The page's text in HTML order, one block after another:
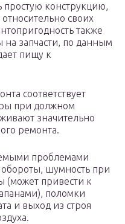
конструкцию,
своих
также
запчасти, по данным
пищу к
соответствует
при должном
значительно
ремонта.
проблемами
шумность при
(может привести к
поломки
и выход из строя